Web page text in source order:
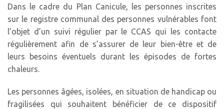
Dans le cadre du Plan Canicule, les personnes inscrites
sur le registre communal des personnes vulnérables font
l’objet d’un suivi régulier par le CCAS qui les contacte
régulièrement afin de s’assurer de leur bien-être et de
leurs besoins éventuels durant les épisodes de fortes
chaleurs.
Les personnes âgées, isolées, en situation de handicap ou
fragilisées qui souhaitent bénéficier de ce dispositif